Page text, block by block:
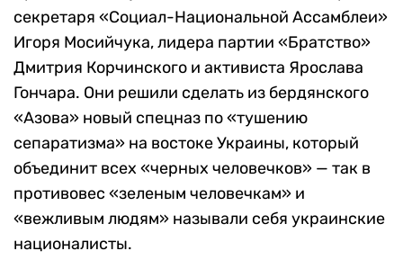
секретаря «Социал-Национальной Ассамблеи»
Игоря Мосийчука, лидера партии «Братство»
Дмитрия Корчинского и активиста Ярослава
Гончара. Они решили сделать из бердянского
«Азова» новый спецназ по «тушению
сепаратизма» на востоке Украины, который
объединит всех «черных человечков» — так в
противовес «зеленым человечкам» и
«вежливым людям» называли себя украинские
националисты.